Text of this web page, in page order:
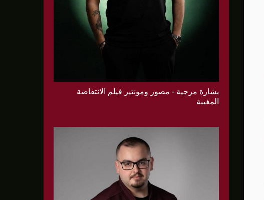
بشارة مرجية - مصور ومونتير فيلم الانتفاضة
المغيبة